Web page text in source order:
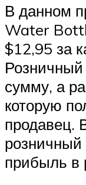
В данном
Water
$12,95 за
Розничный
сумму, а
которую
продавец.
розничный
прибыль в